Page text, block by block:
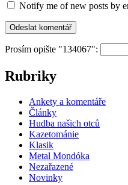
Notify me of new posts by
Prosím opište "134067":
Rubriky
Ankety a komentáře
Články
Hudba našich otců
Kazetománie
Klasik
Metal Mondóka
Nezařazené
Novinky